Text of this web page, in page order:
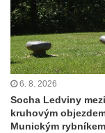
severně od
Obrázek
Huberta
Obrázek
východně od
Busta Jana
čp. 37 v
6. 8. 2026
Socha Ledviny mezi
kruhovým
Munickým